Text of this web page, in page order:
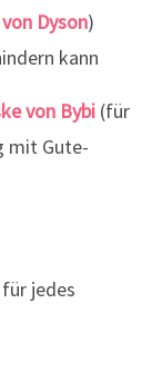
Dyson)
kann
von Bybi (für
mit Gute-